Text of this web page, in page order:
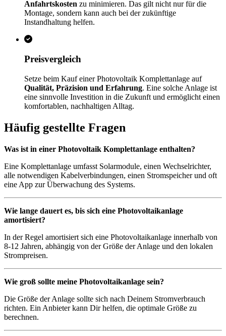
Anfahrtskosten zu minimieren. Das gilt nicht nur für die
Montage, sondern kann auch bei der zukünftige
Instandhaltung helfen.
Preisvergleich
Setze beim Kauf einer Photovoltaik Komplettanlage auf
Qualität, Präzision und Erfahrung. Eine solche Anlage ist
eine sinnvolle Investition in die Zukunft und ermöglicht einen
komfortablen, nachhaltigen Alltag.
Häufig gestellte Fragen
Was ist in einer Photovoltaik Komplettanlage enthalten?
Eine Komplettanlage umfasst Solarmodule, einen Wechselrichter,
alle notwendigen Kabelverbindungen, einen Stromspeicher und oft
eine App zur Überwachung des Systems.
Wie lange dauert es, bis sich eine Photovoltaikanlage
amortisiert?
In der Regel amortisiert sich eine Photovoltaikanlage innerhalb von
8-12 Jahren, abhängig von der Größe der Anlage und den lokalen
Strompreisen.
Wie groß sollte meine Photovoltaikanlage sein?
Die Größe der Anlage sollte sich nach Deinem Stromverbrauch
richten. Ein Anbieter kann Dir helfen, die optimale Größe zu
berechnen.